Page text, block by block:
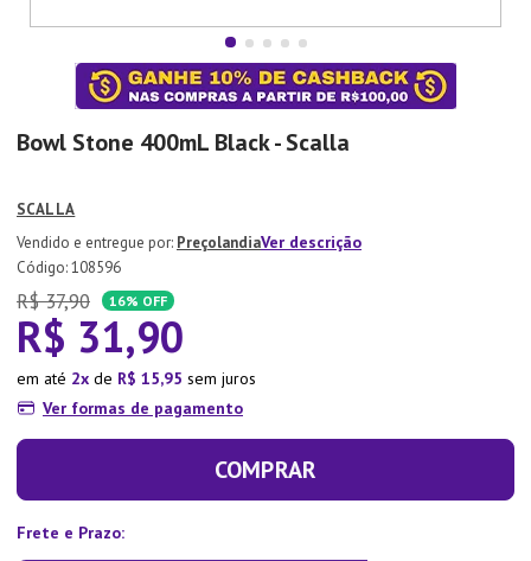
Bowl Stone 400mL Black - Scalla
SCALLA
PreçolandiaVer descrição
:108596
R$ 37,90 16% OFF
R$ 31,90
em até 2 de R$ 15,95 sem juros
Ver formas de pagamento
COMPRAR
7º
Xicara
Tapete
Aparelho Jantar
10º Lixeira